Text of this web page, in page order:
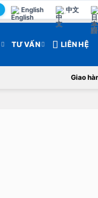
English 中文
TƯ VẤN LIÊN HỆ
Giao